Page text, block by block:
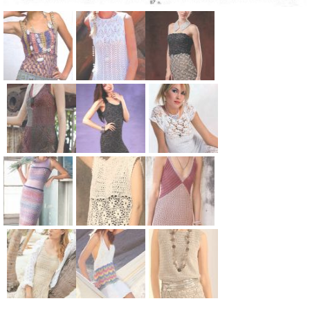
Схема:
полосатый
сарафан
вязание
спицами для
женщин
Схема:
вязаное
платье без
рукавов с
узором
вязание
спицами для
женщин
Схема:
коктейльное
платье без
бретелей
вязание
спицами для
женщин
Схема:
цветное
облегающее
платье-
майка
вязание
спицами для
женщин
Схема:
черный
сарафан на
лямках
вязание
спицами для
женщин
Схема:
белое
вязаное
платье с
рукавом
реглан
вязание
спицами для
Схема:
платье
-футляр с
ажурной
Схема:
ажурная
туника без
рукавов
Схема:
летнее
платье-
сарафан с